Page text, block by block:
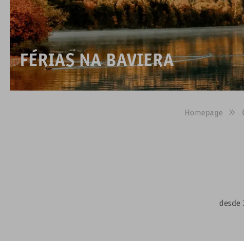
Vivenciar
ATIVIDADES & CASTELOS
FÉRIAS NA BAVIERA
Homepage
desde